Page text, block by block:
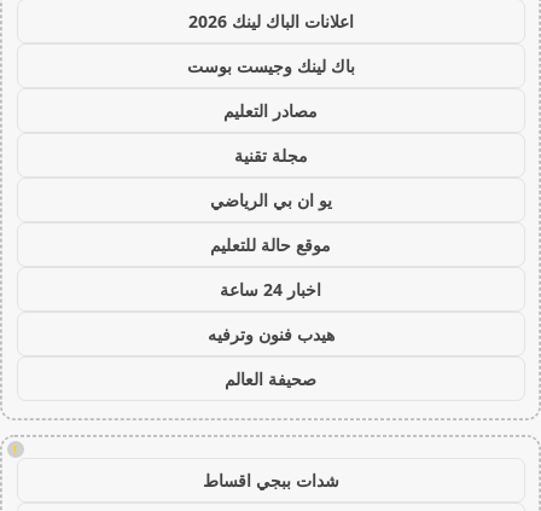
اعلانات الباك لينك 2026
باك لينك وجيست بوست
مصادر التعليم
مجلة تقنية
يو ان بي الرياضي
موقع حالة للتعليم
اخبار 24 ساعة
هيدب فنون وترفيه
صحيفة العالم
!
شدات ببجي اقساط